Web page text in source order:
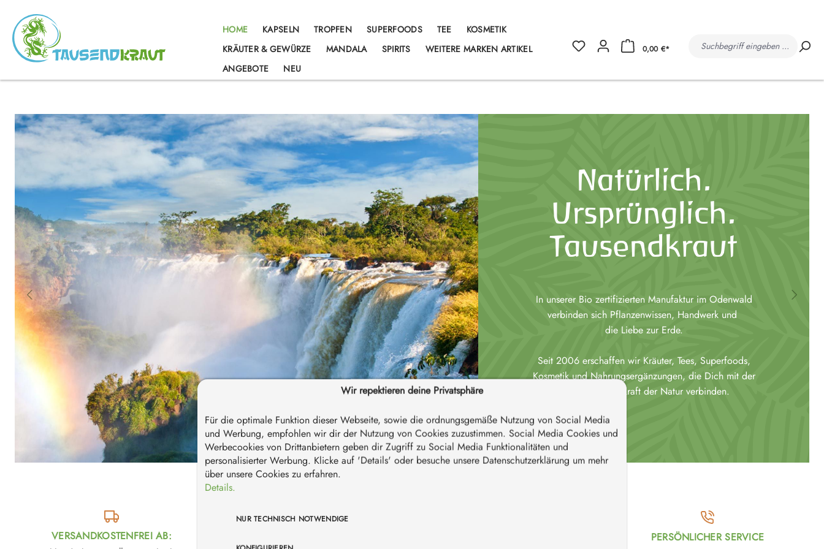
Zur Hauptnavigation springen
0,00 €*
HOME KAPSELN TROPFEN SUPERFOODS TEE
KOSMETIK
KRÄUTER & GEWÜRZE
MANDALA SPIRITS
WEITERE MARKEN ARTIKEL
ANGEBOTE
NEU
Natürlich.
Ursprünglich.
Tausendkraut
In unserer Bio zertifizierten Manufaktur im Odenwald
verbinden sich Pflanzenwissen, Handwerk und
die Liebe zur Erde.
Seit 2006 erschaffen wir Kräuter, Tees, Superfoods,
Kosmetik und Nahrungsergänzungen, die Dich mit der
ursprünglichen Kraft der Natur verbinden.
VERSANDKOSTENFREI AB:
PERSÖNLICHER SERVICE
Wir repektieren deine Privatsphäre
Für die optimale Funktion dieser Webseite, sowie die ordnungsgemäße Nutzung von Social Media
und Werbung, empfohlen wir dir der Nutzung von Cookies zuzustimmen. Social Media Cookies und
Werbecookies von Drittanbietern geben dir Zugriff zu Social Media Funktionalitäten und
personalisierter Werbung. Klicke auf 'Details' oder besuche unsere Datenschutzerklärung um mehr
über unsere Cookies zu erfahren.
Details.
NUR TECHNISCH NOTWENDIGE